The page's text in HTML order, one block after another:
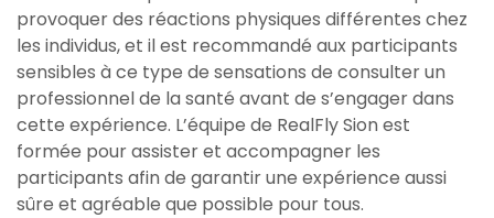
provoquer des réactions physiques différentes chez
les individus, et il est recommandé aux participants
sensibles à ce type de sensations de consulter un
professionnel de la santé avant de s’engager dans
cette expérience. L’équipe de RealFly Sion est
formée pour assister et accompagner les
participants afin de garantir une expérience aussi
sûre et agréable que possible pour tous.